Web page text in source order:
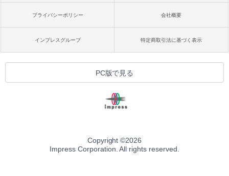
プライバシーポリシー 会社概要
インプレスグループ 特定商取引法に基づく表示
PC版で見る
Copyright ©2026
Impress Corporation. All rights reserved.